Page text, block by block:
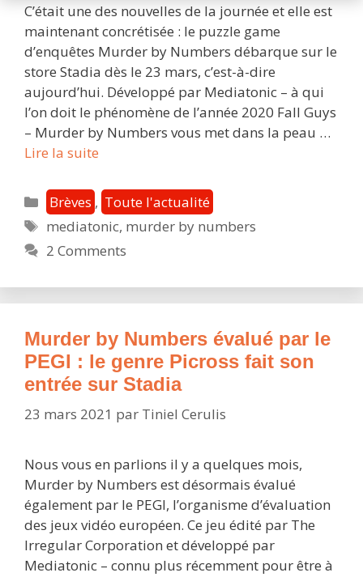
C’était une des nouvelles de la journée et elle est
maintenant concrétisée : le puzzle game
d’enquêtes Murder by Numbers débarque sur le
store Stadia dès le 23 mars, c’est-à-dire
aujourd’hui. Développé par Mediatonic – à qui
l’on doit le phénomène de l’année 2020 Fall Guys
– Murder by Numbers vous met dans la peau …
Lire la suite
Numbers
des
meurtres
nombre
aujourd’hui
sur
Stadia
Catégories
Brèves , Toute l'actualité
Étiquettes
mediatonic, murder by numbers
2 Comments
Murder by Numbers évalué par le
PEGI : le genre Picross fait son
entrée sur Stadia
23 mars 2021 par Tiniel Cerulis
Nous vous en parlions il y a quelques mois,
Murder by Numbers est désormais évalué
également par le PEGI, l’organisme d’évaluation
des jeux vidéo européen. Ce jeu édité par The
Irregular Corporation et développé par
Mediatonic – connu plus récemment pour être à